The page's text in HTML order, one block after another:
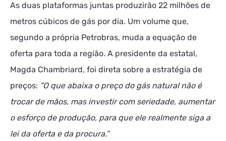
As duas plataformas juntas produzirão 22 milhões de
metros cúbicos de gás por dia. Um volume que,
segundo a própria Petrobras, muda a equação de
oferta para toda a região. A presidente da estatal,
Magda Chambriard, foi direta sobre a estratégia de
preços: “O que abaixa o preço do gás natural não é
trocar de mãos, mas investir com seriedade, aumentar
o esforço de produção, para que ele realmente siga a
lei da oferta e da procura.”